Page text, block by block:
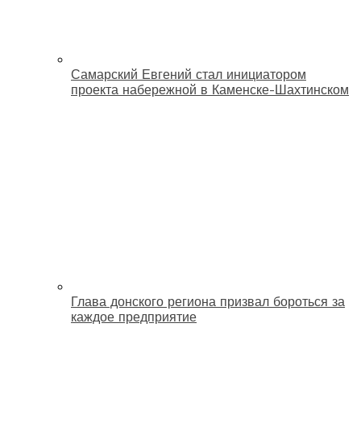
Самарский Евгений стал инициатором
проекта набережной в Каменске-Шахтинском
Глава донского региона призвал бороться за
каждое предприятие